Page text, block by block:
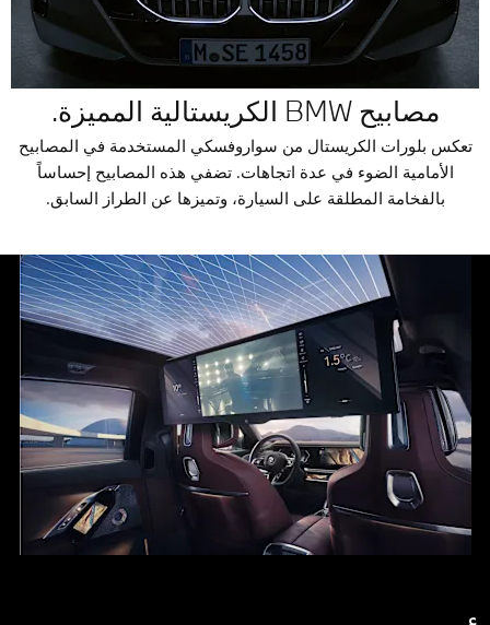
مصابيح BMW الكريستالية المميزة.
تعكس بلورات الكريستال من سواروفسكي المستخدمة في المصابيح
الأمامية الضوء في عدة اتجاهات. تضفي هذه المصابيح إحساساً
بالفخامة المطلقة على السيارة، وتميزها عن الطراز السابق.